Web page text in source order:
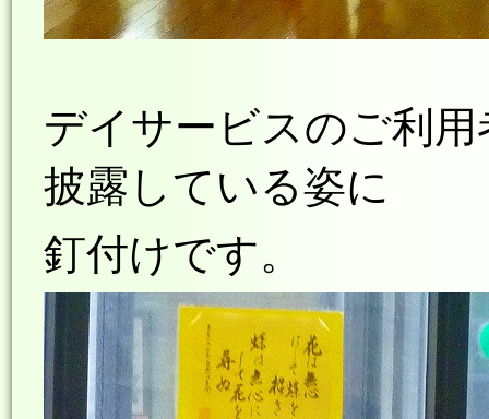
デイサービスのご利
披露している姿に
釘付けです。